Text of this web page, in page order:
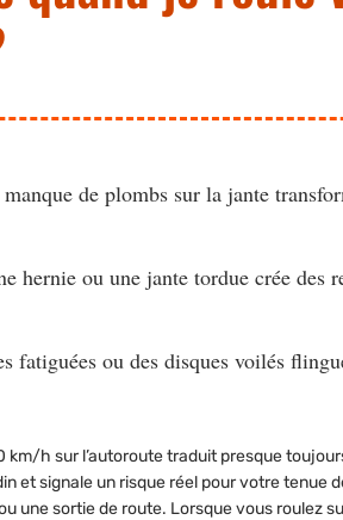
de plombs sur la jante
hernie ou une jante tordue crée des
fatiguées ou des disques voilés
km/h sur l’autoroute traduit presque
et signale un risque réel pour votre tenue
une sortie de route. Lorsque vous roulez